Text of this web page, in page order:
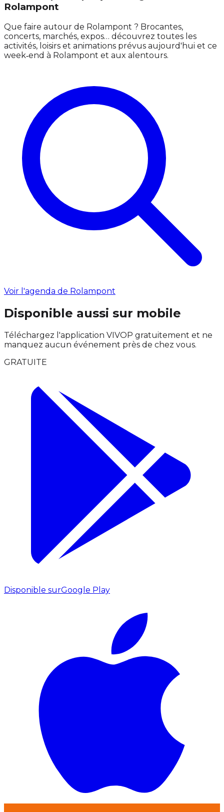
Rolampont
Que faire autour de Rolampont ? Brocantes,
concerts, marchés, expos… découvrez toutes les
activités, loisirs et animations prévus aujourd'hui et ce
week‑end à Rolampont et aux alentours.
Voir l'agenda de Rolampont
Disponible aussi sur mobile
Téléchargez l'application VIVOP gratuitement et ne
manquez aucun événement près de chez vous.
GRATUITE
Disponible surGoogle Play